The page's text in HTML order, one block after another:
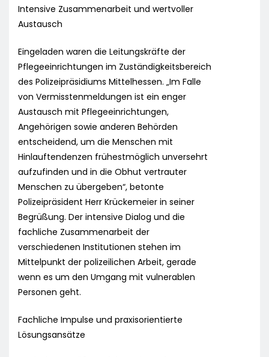
Intensive Zusammenarbeit und wertvoller
Austausch
Eingeladen waren die Leitungskräfte der
Pflegeeinrichtungen im Zuständigkeitsbereich
des Polizeipräsidiums Mittelhessen. „Im Falle
von Vermisstenmeldungen ist ein enger
Austausch mit Pflegeeinrichtungen,
Angehörigen sowie anderen Behörden
entscheidend, um die Menschen mit
Hinlauftendenzen frühestmöglich unversehrt
aufzufinden und in die Obhut vertrauter
Menschen zu übergeben“, betonte
Polizeipräsident Herr Krückemeier in seiner
Begrüßung. Der intensive Dialog und die
fachliche Zusammenarbeit der
verschiedenen Institutionen stehen im
Mittelpunkt der polizeilichen Arbeit, gerade
wenn es um den Umgang mit vulnerablen
Personen geht.
Fachliche Impulse und praxisorientierte
Lösungsansätze